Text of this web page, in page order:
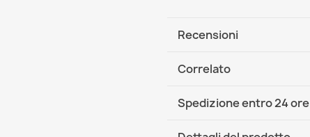
Recensioni
Correlato
Spedizione entro 24 ore